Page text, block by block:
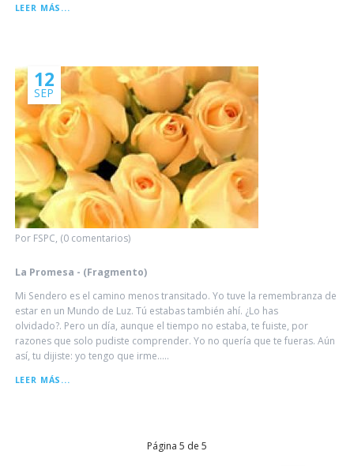
LEER MÁS...
Por FSPC, (0 comentarios)
12
SEP
La Promesa - (Fragmento)
Mi Sendero es el camino menos transitado. Yo tuve la remembranza de
estar en un Mundo de Luz. Tú estabas también ahí. ¿Lo has
olvidado?. Pero un día, aunque el tiempo no estaba, te fuiste, por
razones que solo pudiste comprender. Yo no quería que te fueras. Aún
así, tu dijiste: yo tengo que irme.....
LEER MÁS...
Página 5 de 5